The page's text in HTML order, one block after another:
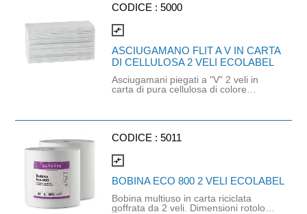
CODICE :5000
compare_arrows
ASCIUGAMANO FLIT A V IN CARTA
DI CELLULOSA 2 VELI ECOLABEL
Asciugamani piegati a "V" 2 veli in
carta di pura cellulosa di colore
Cartone da 3150 pezzi. Prodotto con
Fascetta 100% carta.
CODICE :5011
compare_arrows
BOBINA ECO 800 2 VELI ECOLABEL
Bobina multiuso in carta riciclata
goffrata da 2 veli. Dimensioni rotolo: